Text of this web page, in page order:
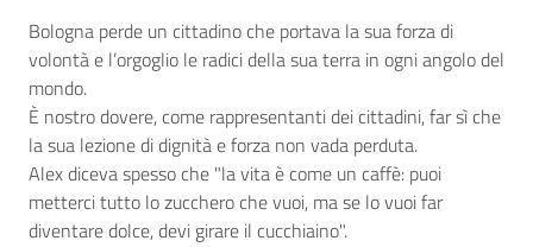
Bologna perde un cittadino che portava la sua forza di
volontà e l’orgoglio le radici della sua terra in ogni angolo del
mondo.
È nostro dovere, come rappresentanti dei cittadini, far sì che
la sua lezione di dignità e forza non vada perduta.
Alex diceva spesso che "la vita è come un caffè: puoi
metterci tutto lo zucchero che vuoi, ma se lo vuoi far
diventare dolce, devi girare il cucchiaino".